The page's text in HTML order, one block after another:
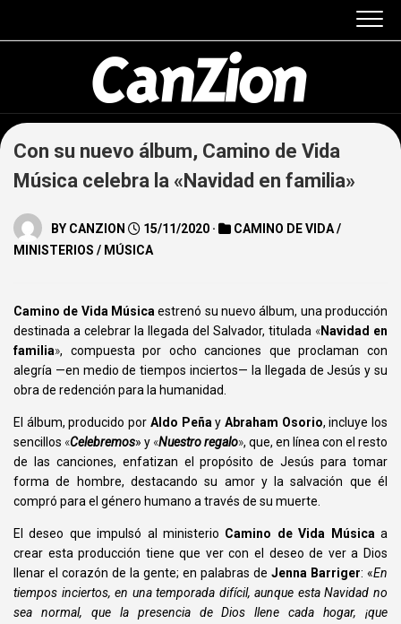
Con su nuevo álbum, Camino de Vida
Música celebra la «Navidad en familia»
BY CANZION 15/11/2020 · CAMINO DE VIDA/
MINISTERIOS / MÚSICA
Camino de Vida Música estrenó su nuevo álbum, una producción
destinada a celebrar la llegada del Salvador, titulada «Navidad en
familia», compuesta por ocho canciones que proclaman con
alegría —en medio de tiempos inciertos— la llegada de Jesús y su
obra de redención para la humanidad.
El álbum, producido por Aldo Peña y Abraham Osorio, incluye los
sencillos «Celebremos» y «Nuestro regalo», que, en línea con el resto
de las canciones, enfatizan el propósito de Jesús para tomar
forma de hombre, destacando su amor y la salvación que él
compró para el género humano a través de su muerte.
El deseo que impulsó al ministerio Camino de Vida Música a
crear esta producción tiene que ver con el deseo de ver a Dios
llenar el corazón de la gente; en palabras de Jenna Barriger: «En
tiempos inciertos, en una temporada difícil, aunque esta Navidad no
sea normal, que la presencia de Dios llene cada hogar, ¡que